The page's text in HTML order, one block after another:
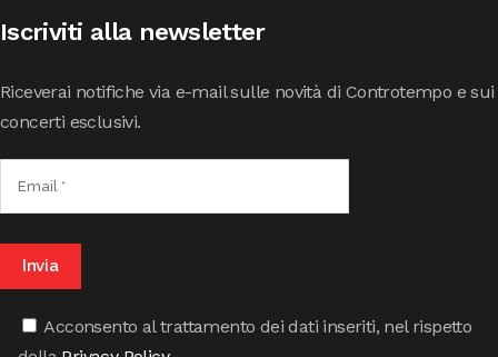
Iscriviti alla newsletter
Riceverai notifiche via e-mail sulle novità di Controtempo e sui
concerti esclusivi.
Acconsento al trattamento dei dati inseriti, nel rispetto